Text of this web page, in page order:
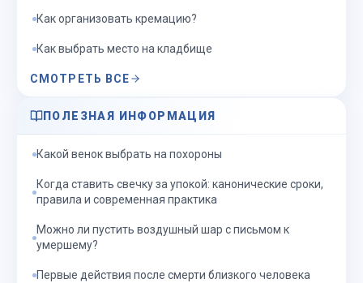
Как организовать кремацию?
Как выбрать место на кладбище
СМОТРЕТЬ ВСЕ
ПОЛЕЗНАЯ ИНФОРМАЦИЯ
Какой венок выбрать на похороны
Когда ставить свечку за упокой: канонические сроки,
правила и современная практика
Можно ли пустить воздушный шар с письмом к
умершему?
Первые действия после смерти близкого человека